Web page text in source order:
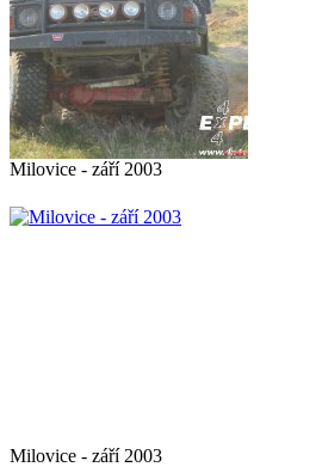
Milovice - září 2003
Milovice - září 2003